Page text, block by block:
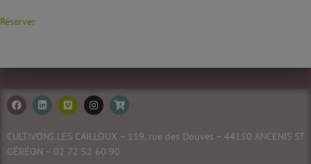
Réserver
CULTIVONS LES CAILLOUX – 119, rue des Douves – 44150 ANCENIS ST
GÉRÉON – 02 72 52 60 90